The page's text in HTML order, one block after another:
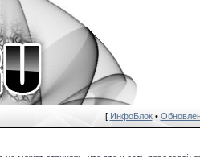
[ ИнфоБлок•